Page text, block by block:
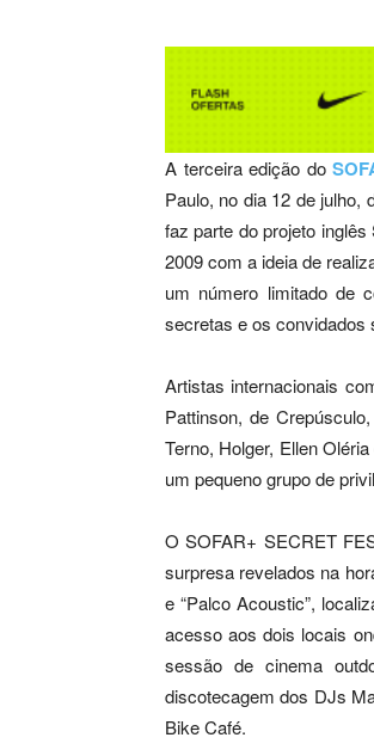
A terceira edição do
Paulo, no dia 12 de julho,
faz parte do projeto
2009 com a ideia de
um número limitado de
secretas e os convidados
Artistas internacionais
Pattinson, de
Terno, Holger, Ellen
um pequeno grupo de
O SOFAR+ SECRET
surpresa revelados na
e “Palco Acoustic”,
acesso aos dois locais
sessão de cinema
discotecagem dos DJs
Bike Café.